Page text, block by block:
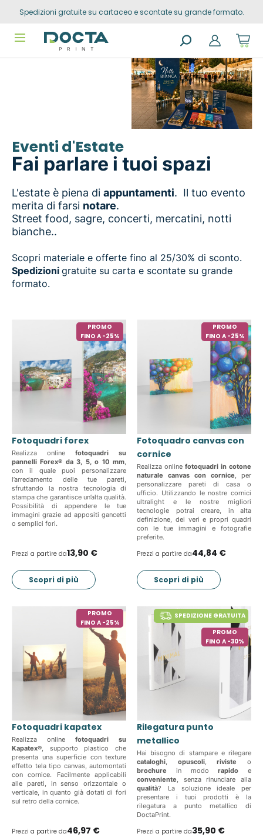
Skip to
Spedizioni gratuite su cartaceo e scontate su grande formato.
0
in
your
cart
Eventi d'Estate
Fai parlare i tuoi spazi
L'estate è piena di appuntamenti. Il tuo evento
merita di farsi notare.
Street food, sagre, concerti, mercatini, notti
bianche..
Scopri materiale e offerte fino al 25/30% di sconto.
Spedizioni gratuite su carta e scontate su grande
formato.
Go to
PROMO
FINO A -25%
Fotoquadri forex
Realizza online fotoquadri su
pannelli Forex® da 3, 5, o 10 mm,
con il quale puoi personalizzare
l’arredamento delle tue pareti,
sfruttando la nostra tecnologia di
stampa che garantisce un’alta qualità.
Possibilità di appendere le tue
immagini grazie ad appositi gancetti
o semplici fori.
Prezzi a partire da13,90 €
Scopri di più
PROMO
FINO A -25%
Fotoquadro canvas con
cornice
Realizza online fotoquadri in cotone
naturale canvas con cornice, per
personalizzare pareti di casa o
ufficio. Utilizzando le nostre cornici
ultralight e le nostre migliori
tecnologie potrai creare, in alta
definizione, dei veri e propri quadri
con le tue immagini e fotografie
preferite.
Prezzi a partire da44,84 €
Scopri di più
PROMO
FINO A -25%
Fotoquadri kapatex
Realizza online fotoquadri su
Kapatex®, supporto plastico che
presenta una superficie con texture
effetto tela tipo canvas, automontati
con cornice. Facilmente applicabili
alle pareti, in senso orizzontale o
verticale, in quanto già dotati di fori
sul retro della cornice.
Prezzi a partire da46,97 €
SPEDIZIONE GRATUITA
PROMO
FINO A -30%
Rilegatura punto
metallico
Hai bisogno di stampare e rilegare
cataloghi, opuscoli,rivisteo
brochure in modorapido e
conveniente, senza rinunciare alla
qualità? La soluzione ideale per
presentare i tuoi prodotti è la
rilegatura a punto metallico di
DoctaPrint.
Prezzi a partire da35,90 €